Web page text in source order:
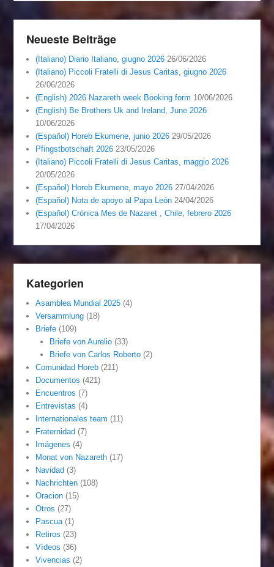
Neueste Beiträge
(Italiano) Diario Italiano, giugno 2026 26/06/2026
(Italiano) Piccoli Fratelli di Jesus Caritas, giugno 2026
26/06/2026
(English) 2026 Nazareth week Booking form 10/06/2026
(English) Be Brothers Uk and Ireland, June 2026
10/06/2026
(Español) Horeb Ekumene, junio 2026 29/05/2026
Pfingstbotschaft 2026 23/05/2026
(Italiano) Piccoli Fratelli di Jesus Caritas, maggio 2026
20/05/2026
(Español) Horeb Ekumene, mayo 2026 27/04/2026
(Español) Nota de apoyo al Papa León 24/04/2026
(Español) Crónica Mes de Nazaret , Chile, febrero 2026
17/04/2026
Kategorien
Asamblea Mundial 2025 (4)
Versammlung (18)
Briefe (109)
Briefe von Aurelio(33)
Briefe von Carlos Roberto(2)
Comunidad Horeb (211)
Documentos (421)
Encuentros (7)
Entrevistas (4)
Internationales team (11)
Fraternidad (7)
Imágenes (4)
Monat von Nazareth (17)
Navidad (3)
Nachrichten (108)
Oracion (15)
Otros (27)
Pascua(1)
Retiros (23)
Vídeos (36)
Vivencias (2)